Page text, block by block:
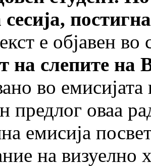
е објавен во
на слепите на
во
предлог оваа
емисија
на визуелно